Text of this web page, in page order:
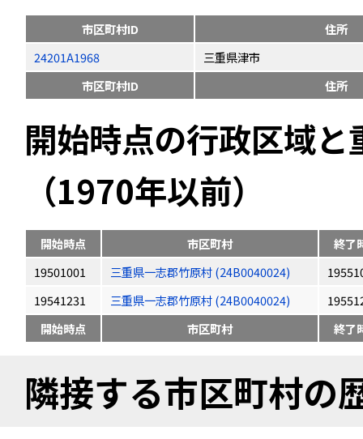
市区町村ID
住所
24201A1968
三重県津市
市区町村ID
住所
開始時点の行政区域
（1970年以前）
開始時点 市区町村
終了
19501001
三重県一志郡竹原村 (24B0040024)
19541231
三重県一志郡竹原村 (24B0040024)
開始時点
市区町村 終了
隣接する市区町村の